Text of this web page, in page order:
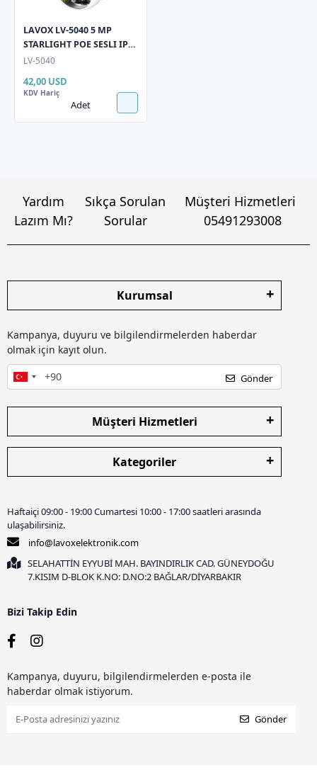
LAVOX LV-5040 5 MP
STARLIGHT POE SESLI IP
DOME KAMERA
LV-5040
42,00 USD
KDV Hariç
Adet
Yardım
Lazım Mı?
Sıkça Sorulan
Sorular
Müşteri Hizmetleri
05491293008
Kurumsal
Kampanya, duyuru ve bilgilendirmelerden haberdar
olmak için kayıt olun.
Gönder
Müşteri Hizmetleri
Kategoriler
Haftaiçi 09:00 - 19:00 Cumartesi 10:00 - 17:00 saatleri arasında
ulaşabilirsiniz.
info@lavoxelektronik.com
SELAHATTİN EYYUBİ MAH. BAYINDIRLIK CAD. GÜNEYDOĞU
7.KISIM D-BLOK K.NO: D.NO:2 BAĞLAR/DİYARBAKIR
Bizi Takip Edin
Kampanya, duyuru, bilgilendirmelerden e-posta ile
haberdar olmak istiyorum.
Gönder